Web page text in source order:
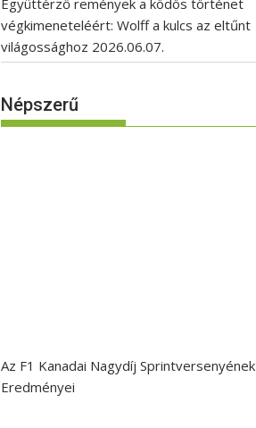
Együttérző remények a ködös történet
végkimeneteléért: Wolff a kulcs az eltűnt
világossághoz 2026.06.07.
Népszerű
Az F1 Kanadai Nagydíj Sprintversenyének
Eredményei